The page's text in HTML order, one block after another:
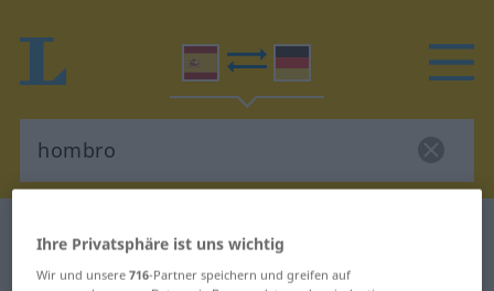
Spanisch-Deutsch Wörterbuch
Spanisch-Deutsch Übersetzung für
Ihre Privatsphäre ist uns wichtig
Wir und unsere716-Partner speichern und greifen auf